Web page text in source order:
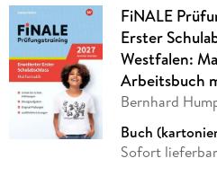
FiNALE
Erster
Westfalen:
Arbeitsbuch
Bernhard
Buch
Sofort lieferbar